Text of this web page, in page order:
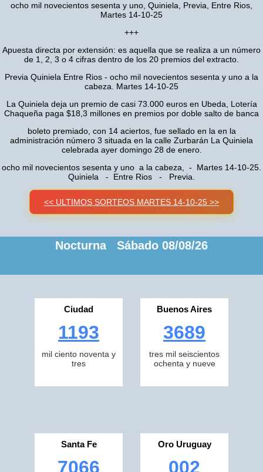
ocho mil novecientos sesenta y uno, Quiniela, Previa, Entre Rios,
Martes 14-10-25
+++
Apuesta directa por extensión: es aquella que se realiza a un número
de 1, 2, 3 o 4 cifras dentro de los 20 premios del extracto.
Previa Quiniela Entre Rios - ocho mil novecientos sesenta y uno a la
cabeza. Martes 14-10-25
La Quiniela deja un premio de casi 73.000 euros en Ubeda, Lotería
Chaqueña paga $18,3 millones en premios por doble salto de banca
boleto premiado, con 14 aciertos, fue sellado en la en la
administración número 3 situada en la calle Zurbarán La Quiniela
celebrada ayer domingo 28 de enero.
ocho mil novecientos sesenta y uno a la cabeza, - Martes 14-10-25.
Quiniela - Entre Rios - Previa.
<< ULTIMOS SORTEOS MARTES 14-10-25 >>
Nocturna Sábado 08/08/26
Ciudad
1193
mil ciento noventa y
tres
Buenos Aires
3689
tres mil seiscientos
ochenta y nueve
Santa Fe
7066
Oro Uruguay
002